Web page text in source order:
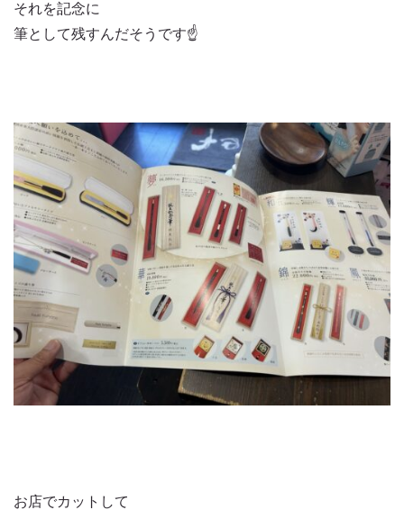
それを記念に
筆として残すんだそうです☝️
お店でカットして